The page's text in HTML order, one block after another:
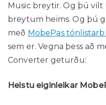
Music breytir. Og þú
breytum heims. Og þú
með MobePas
sem er. Vegna þess að
Converter geturðu:
Helstu eiginleikar